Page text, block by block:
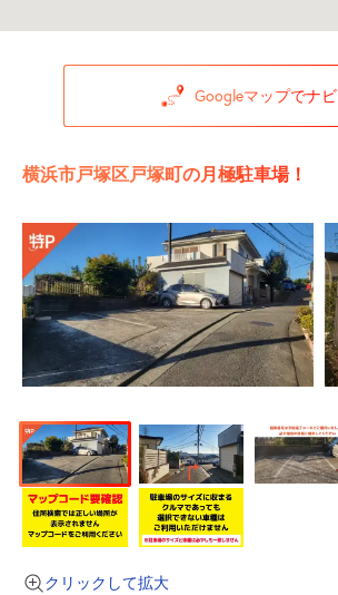
Googleマップでナビ
横浜市戸塚区戸塚町の月極駐車場！
クリックして拡大